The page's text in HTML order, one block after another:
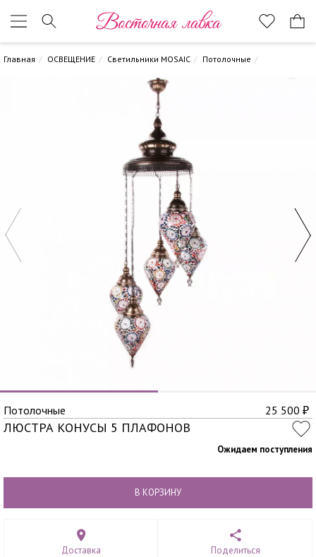
Восточная лавка
Главная ОСВЕЩЕНИЕ Светильники MOSAIC Потолочные
Потолочные 25 500 ₽
ЛЮСТРА КОНУСЫ 5 ПЛАФОНОВ
Ожидаем поступления
В КОРЗИНУ
Доставка Поделиться